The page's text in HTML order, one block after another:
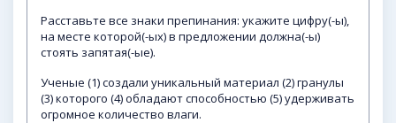
Расставьте все знаки препинания: укажите цифру(-ы),
на месте которой(-ых) в предложении должна(-ы)
стоять запятая(-ые).
Ученые (1) создали уникальный материал (2) гранулы
(3) которого (4) обладают способностью (5) удерживать
огромное количество влаги.